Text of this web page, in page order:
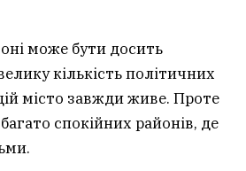
може бути досить
кількість політичних
місто завжди живе. Проте
спокійних районів, де